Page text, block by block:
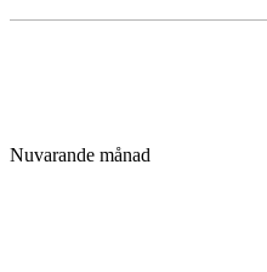
Nuvarande månad